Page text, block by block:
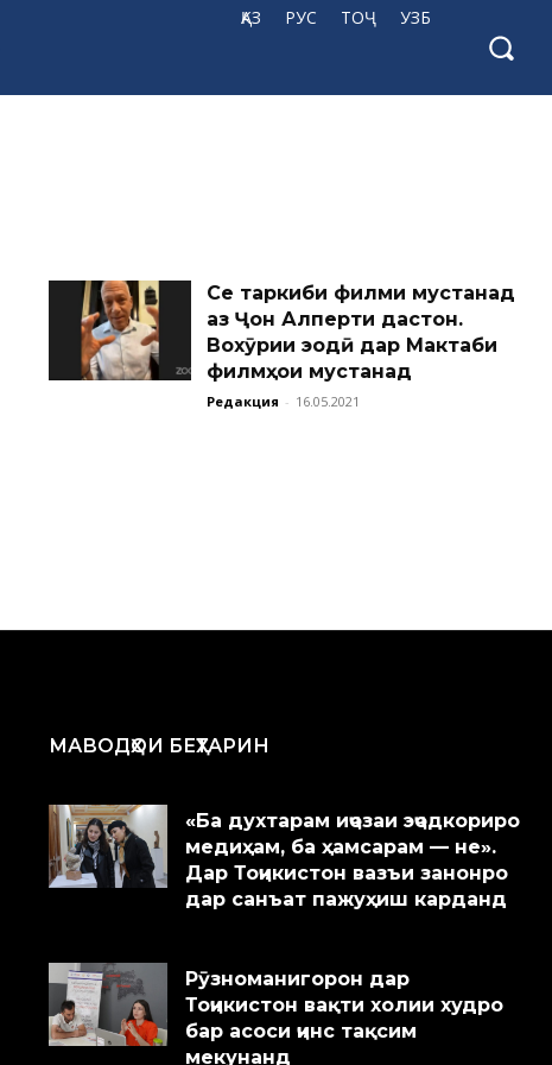
ҚАЗ РУС ТОҶ УЗБ
Се таркиби филми мустанад
аз Ҷон Алперти дастон.
Вохӯрии эҷодӣ дар Мактаби
филмҳои мустанад
Редакция - 16.05.2021
МАВОДҲОИ БЕҲТАРИН
«Ба духтарам иҷозаи эҷодкориро
медиҳам, ба ҳамсарам — не».
Дар Тоҷикистон вазъи занонро
дар санъат пажуҳиш карданд
Рӯзноманигорон дар
Тоҷикистон вақти холии худро
бар асоси ҷинс тақсим
мекунанд